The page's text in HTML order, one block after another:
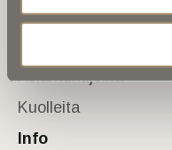
Kalenterista
Asiantuntijoilta
Kuolleita
Info